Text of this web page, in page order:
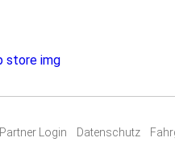
Partner Login Datenschutz